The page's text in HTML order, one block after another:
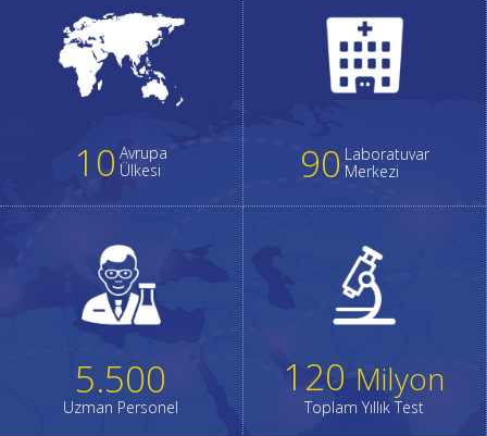
10 Avrupa
Ülkesi
90 Laboratuvar
Merkezi
5.500
Uzman Personel
120 Milyon
Toplam Yıllık Test